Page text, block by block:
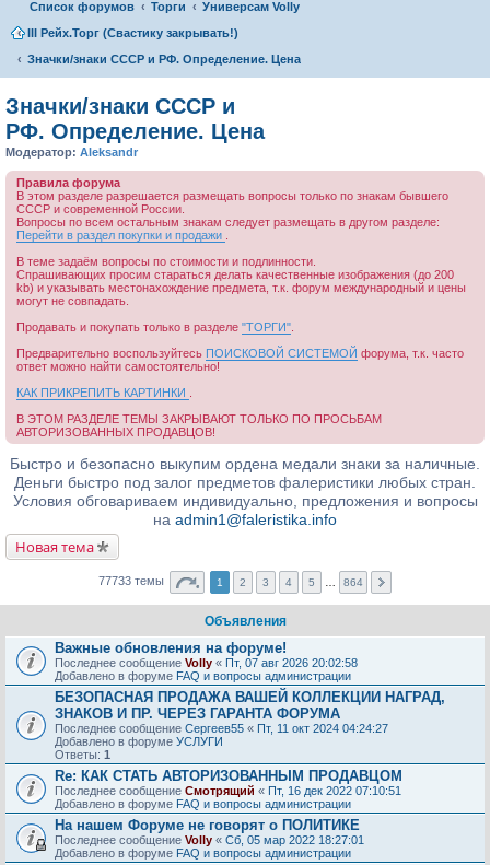
Список форумов Торги
Универсам Volly
III Рейх.Торг (Свастику закрывать!)
Значки/знаки СССР и РФ. Определение. Цена
Значки/знаки СССР и
РФ. Определение. Цена
Модератор: Aleksandr
Правила форума
В этом разделе разрешается размещать вопросы только по знакам бывшего
СССР и современной России.
Вопросы по всем остальным знакам следует размещать в другом разделе:
Перейти в раздел покупки и продажи
В теме задаём вопросы по стоимости и подлинности.
Спрашивающих просим стараться делать качественные изображения (до 200
kb) и указывать местонахождение предмета, т.к. форум международный и цены
могут не совпадать.
Продавать и покупать только в разделе "ТОРГИ"
Предварительно воспользуйтесь ПОИСКОВОЙ СИСТЕМОЙ форума, т.к. часто
ответ можно найти самостоятельно!
КАК ПРИКРЕПИТЬ КАРТИНКИ
В ЭТОМ РАЗДЕЛЕ ТЕМЫ ЗАКРЫВАЮТ ТОЛЬКО ПО ПРОСЬБАМ
АВТОРИЗОВАННЫХ ПРОДАВЦОВ!
Быстро и безопасно выкупим ордена медали знаки за наличные.
Деньги быстро под залог предметов фалеристики любых стран.
Условия обговариваем индивидуально, предложения и вопросы
на admin1@faleristika.info
Новая тема
77733 темы 1 2 3 4 5 864
Объявления
Важные обновления на форуме!
Последнее сообщение Volly « Пт, 07 авг 2026 20:02:58
Добавлено в форуме FAQ и вопросы администрации
БЕЗОПАСНАЯ ПРОДАЖА ВАШЕЙ КОЛЛЕКЦИИ НАГРАД,
ЗНАКОВ И ПР. ЧЕРЕЗ ГАРАНТА ФОРУМА
Последнее сообщение Сергеев55 « Пт, 11 окт 2024 04:24:27
Добавлено в форуме УСЛУГИ
Ответы: 1
Re: КАК СТАТЬ АВТОРИЗОВАННЫМ ПРОДАВЦОМ
Последнее сообщение Смотрящий « Пт, 16 дек 2022 07:10:51
Добавлено в форуме FAQ и вопросы администрации
На нашем Форуме не говорят о ПОЛИТИКЕ
Последнее сообщение Volly « Сб, 05 мар 2022 18:27:01
Добавлено в форуме FAQ и вопросы администрации